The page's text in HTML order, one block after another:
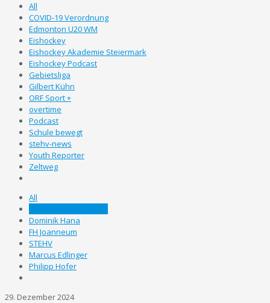
All
COVID-19 Verordnung
Edmonton U20 WM
Eishockey
Eishockey Akademie Steiermark
Eishockey Podcast
Gebietsliga
Gilbert Kühn
ORF Sport +
overtime
Podcast
Schule bewegt
stehv-news
Youth Reporter
Zeltweg
All
Dominik Hana
FH Joanneum
STEHV
Marcus Edlinger
Philipp Hofer
29. Dezember 2024